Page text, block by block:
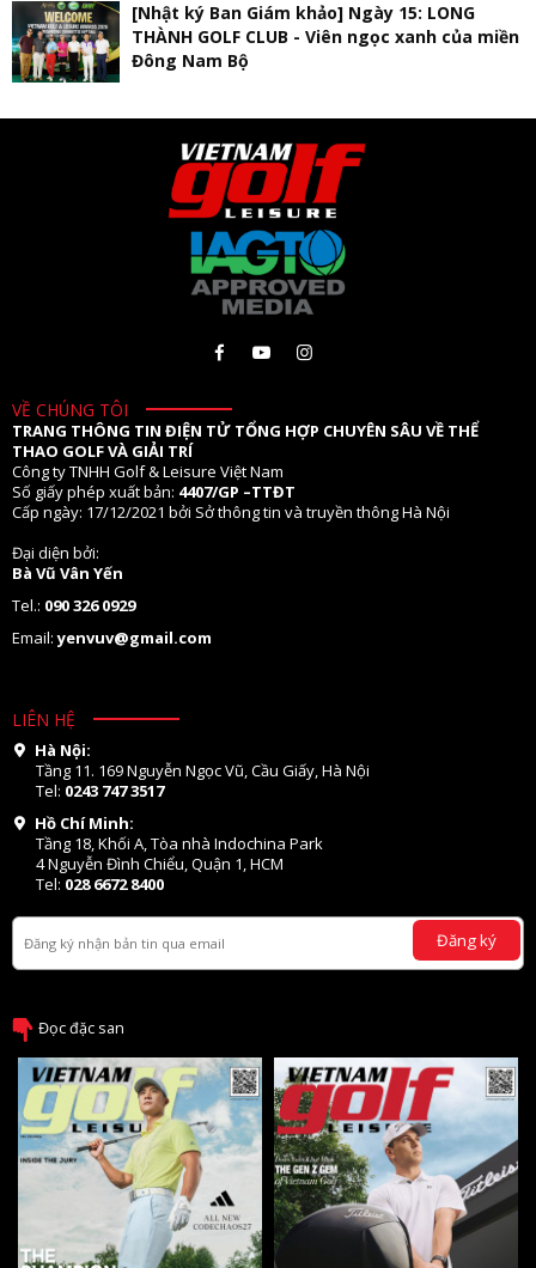
[Nhật ký Ban Giám khảo] Ngày 15: LONG
THÀNH GOLF CLUB - Viên ngọc xanh của miền
Đông Nam Bộ
VỀ CHÚNG TÔI
TRANG THÔNG TIN ĐIỆN TỬ TỔNG HỢP CHUYÊN SÂU VỀ THỂ
THAO GOLF VÀ GIẢI TRÍ
Công ty TNHH Golf & Leisure Việt Nam
Số giấy phép xuất bản: 4407/GP –TTĐT
Cấp ngày: 17/12/2021 bởi Sở thông tin và truyền thông Hà Nội
Đại diện bởi:
Bà Vũ Vân Yến
Tel.: 090 326 0929
Email:yenvuv@gmail.com
LIÊN HỆ
Hà Nội:
Tầng 11. 169 Nguyễn Ngọc Vũ, Cầu Giấy, Hà Nội
Tel: 0243 747 3517
Hồ Chí Minh:
Tầng 18, Khối A, Tòa nhà Indochina Park
4 Nguyễn Đình Chiểu, Quận 1, HCM
Tel: 028 6672 8400
Đăng ký
Đọc đặc san